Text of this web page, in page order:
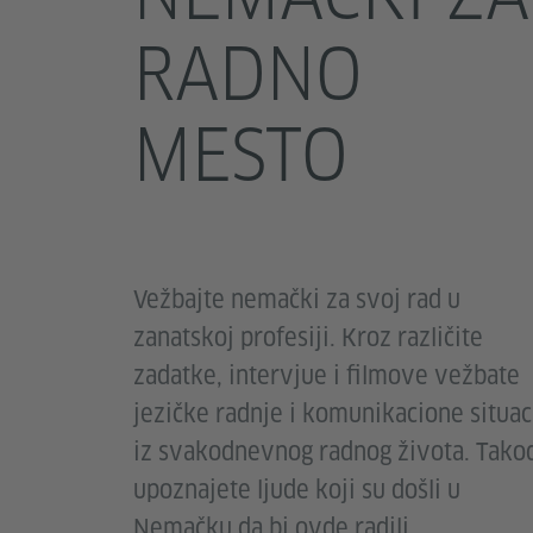
RADNO
MESTO
Vežbajte nemački za svoj rad u
zanatskoj profesiji. Kroz različite
zadatke, intervjue i filmove vežbate
jezičke radnje i komunikacione
iz svakodnevnog radnog života.
upoznajete ljude koji su došli u